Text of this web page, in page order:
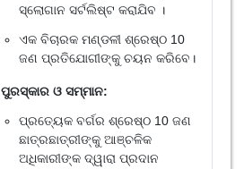
ସ୍ଲୋଗାନ ସର୍ଟଲିଷ୍ଟ କରାଯିବ ।
ଏକ ବିଚାରକ ମଣ୍ଡଳୀ ଶ୍ରେଷ୍ଠ 10
ଜଣ ପ୍ରତିଯୋଗୀଙ୍କୁ ଚୟନ କରିବେ।
ପୁରସ୍କାର ଓ ସମ୍ମାନ:
ପ୍ରତ୍ୟେକ ବର୍ଗର ଶ୍ରେଷ୍ଠ 10 ଜଣ
ଛାତ୍ରଛାତ୍ରୀଙ୍କୁ ଆଞ୍ଚଳିକ
ଅଧିକାରୀଙ୍କ ଦ୍ୱାରା ପ୍ରଦାନ